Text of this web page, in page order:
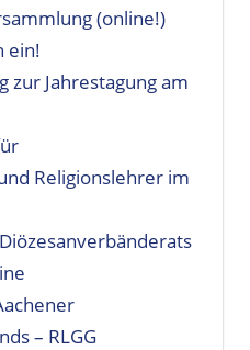
(online!)
ein!
zur Jahrestagung am
Religionslehrer im
– RLGG